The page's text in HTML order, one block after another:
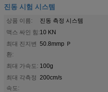
진동 시험 시스템
상품 이름:
진동 측정 시스템
맥스 싸인 힘:10 KN
최대 진지변
환:
50.8mmp Ｐ
최대 가속도: 100g
최대 각측정
속도:
200cm/s